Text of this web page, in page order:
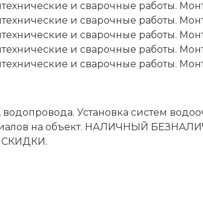
Установка систем
на объект. НАЛИЧНЫЙ
СКИДКИ.